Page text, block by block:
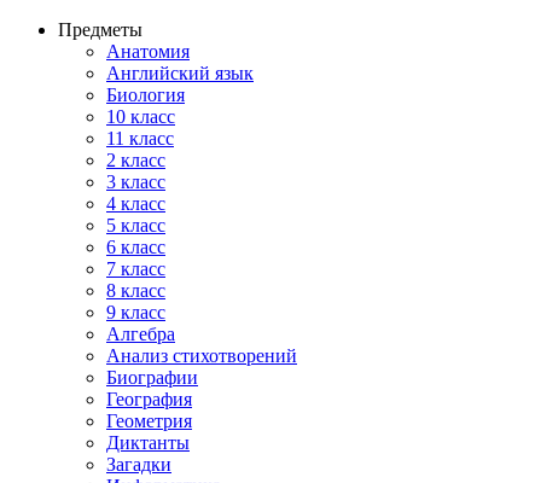
Предметы
Анатомия
Английский язык
Биология
10 класс
11 класс
2 класс
3 класс
4 класс
5 класс
6 класс
7 класс
8 класс
9 класс
Алгебра
Анализ стихотворений
Биографии
География
Геометрия
Диктанты
Загадки